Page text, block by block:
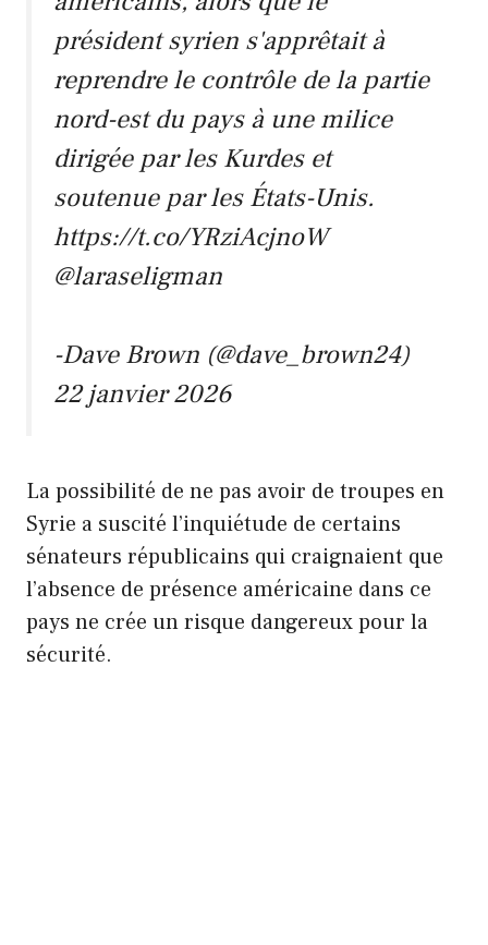
président syrien s'apprêtait à
reprendre le contrôle de la partie
nord-est du pays à une milice
dirigée par les Kurdes et
soutenue par les États-Unis.
https://t.co/YRziAcjnoW
@laraseligman
-Dave Brown (@dave_brown24)
22 janvier 2026
La possibilité de ne pas avoir de troupes en
Syrie a suscité l’inquiétude de certains
sénateurs républicains qui craignaient que
l’absence de présence américaine dans ce
pays ne crée un risque dangereux pour la
sécurité.